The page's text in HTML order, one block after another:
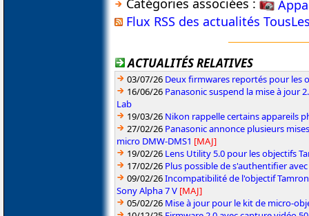
Flux RSS des actualités
ACTUALITÉS RELATIVES
03/07/26 Deux firmwares reportés pour les
16/06/26 Panasonic suspend la mise à jour
Lab
19/03/26 Nikon rappelle certains appareils
27/02/26 Panasonic annonce plusieurs
micro DMW-DMS1 [MAJ]
19/02/26 Lens Utility 5.0 pour les objectifs
17/02/26 Plus possible de s'authentifier
09/02/26Incompatibilité de l'objectif
Sony Alpha 7 V [MAJ]
05/02/26 Mise à jour pour le kit de micro-